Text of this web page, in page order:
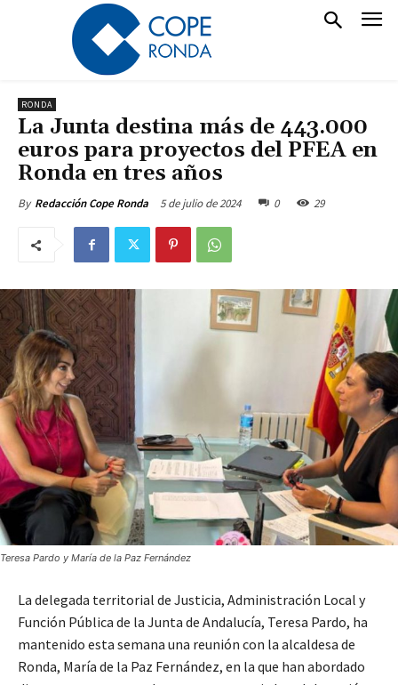
RONDA
La Junta destina más de 443.000
euros para proyectos del PFEA en
Ronda en tres años
By Redacción Cope Ronda 5 de julio de 2024 0 29
Teresa Pardo y María de la Paz Fernández
La delegada territorial de Justicia, Administración Local y
Función Pública de la Junta de Andalucía, Teresa Pardo, ha
mantenido esta semana una reunión con la alcaldesa de
Ronda, María de la Paz Fernández, en la que han abordado